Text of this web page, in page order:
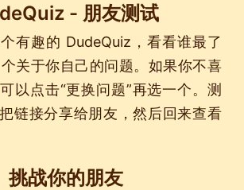
- 朋友测试
有趣的 DudeQuiz，看看谁最了
关于你自己的问题。如果你不喜
以点击“更换问题”再选一个。测
链接分享给朋友，然后回来查看
挑战你的朋友